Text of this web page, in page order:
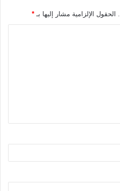
الحقول الإلزامية مشار إليها بـ *